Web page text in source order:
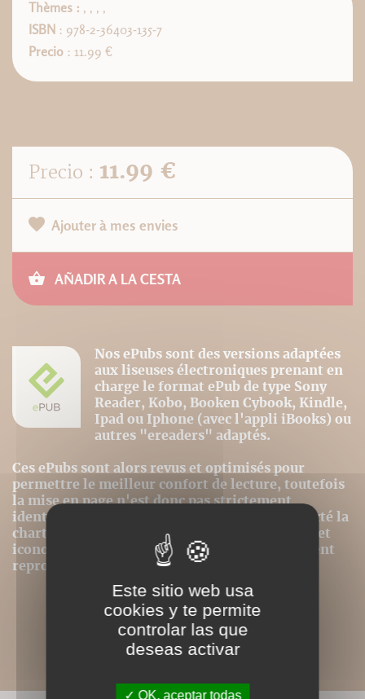
Thèmes : , , , ,
ISBN : 978-2-36403-135-7
Precio : 11.99 €
Precio : 11.99 €
Ajouter à mes envies
AÑADIR A LA CESTA
Nos ePubs sont des versions adaptées
aux liseuses électroniques prenant en
charge le format ePub de type Sony
Reader, Kobo, Booken Cybook, Kindle,
Ipad ou Iphone (avec l'appli iBooks) ou
autres "ereaders" adaptés.
Ces ePubs sont alors revus et optimisés pour
permettre le meilleur confort de lecture, toutefois
la mise en page n'est donc pas strictement
identique même si nous avons au mieux respecté la
charte graphique initiale. Les contenus textes et
iconographiques sont, par contre, intégralement
reproduits dans ce format.
Este sitio web usa
cookies y te permite
controlar las que
deseas activar
OK, aceptar todas